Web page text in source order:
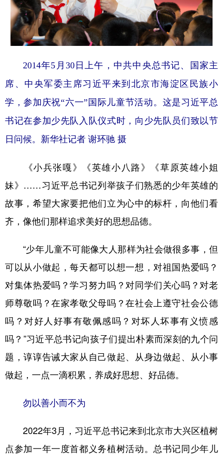
2014年5月30日上午，中共中央总书记、国家主
席、中央军委主席习近平来到北京市海淀区民族小
学，参加庆祝“六一”国际儿童节活动。这是习近平总
书记在参加少先队入队仪式时，向少先队员们致以节
日问候。新华社记者 谢环驰 摄
《小兵张嘎》《英雄小八路》《草原英雄小姐
妹》……习近平总书记列举孩子们熟悉的少年英雄的
故事，希望大家要把他们立为心中的标杆，向他们看
齐，像他们那样追求美好的思想品德。
“少年儿童不可能像大人那样为社会做很多事，但
可以从小做起，每天都可以想一想，对祖国热爱吗？
对集体热爱吗？学习努力吗？对同学们关心吗？对老
师尊敬吗？在家孝敬父母吗？在社会上遵守社会公德
吗？对好人好事有敬佩感吗？对坏人坏事有义愤感
吗？”习近平总书记向孩子们提出朴素而深刻的九个问
题，谆谆告诫大家从自己做起、从身边做起、从小事
做起，一点一滴积累，养成好思想、好品德。
勿以善小而不为
2022年3月，习近平总书记来到北京市大兴区植树
点参加一年一度首都义务植树活动。总书记同少年儿